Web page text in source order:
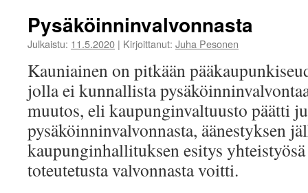
Pysäköinninvalvonnasta
Julkaistu: 11.5.2020 | Kirjoittanut: Juha Pesonen
Kauniainen on pitkään
jolla ei kunnallista
muutos, eli kaupunginvaltuusto päätti
pysäköinninvalvonnasta, äänestyksen
kaupunginhallituksen esitys
toteutetusta valvonnasta voitti.